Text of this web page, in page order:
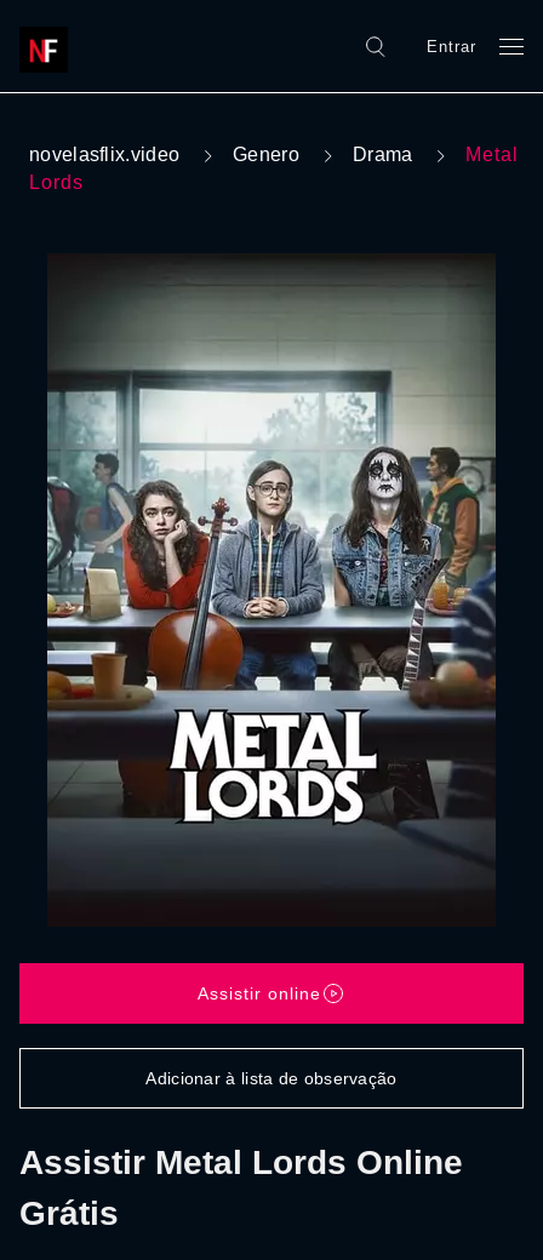
Entrar
novelasflix.video Genero Drama
Metal
Lords
Assistir Metal Lords Online
Grátis
Assistir online
Adicionar à lista de observação